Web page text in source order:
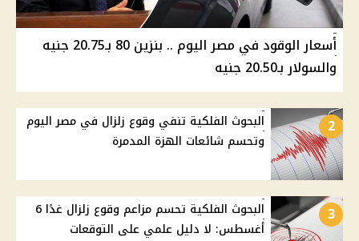
أسعار الوقود في مصر اليوم .. بنزين 80 بـ20.75 جنيه
والسولار بـ20.50 جنيه
2
البحوث الفلكية تنفي وقوع زلزال في مصر اليوم
وتحسم شائعات الهزة المدمرة
3
البحوث الفلكية تحسم مزاعم وقوع زلزال غدًا 6
أغسطس: لا دليل علمي على التوقعات